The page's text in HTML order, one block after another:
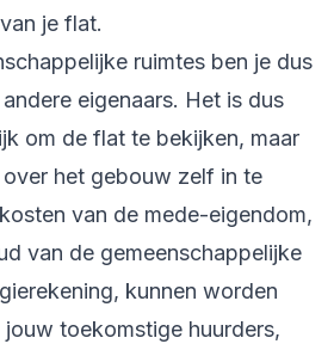
je flat.
ruimtes ben je dus
eigenaars. Het is dus
om de flat te bekijken, maar
het gebouw zelf in te
van de mede-eigendom,
van de gemeenschappelijke
kunnen worden
toekomstige huurders,